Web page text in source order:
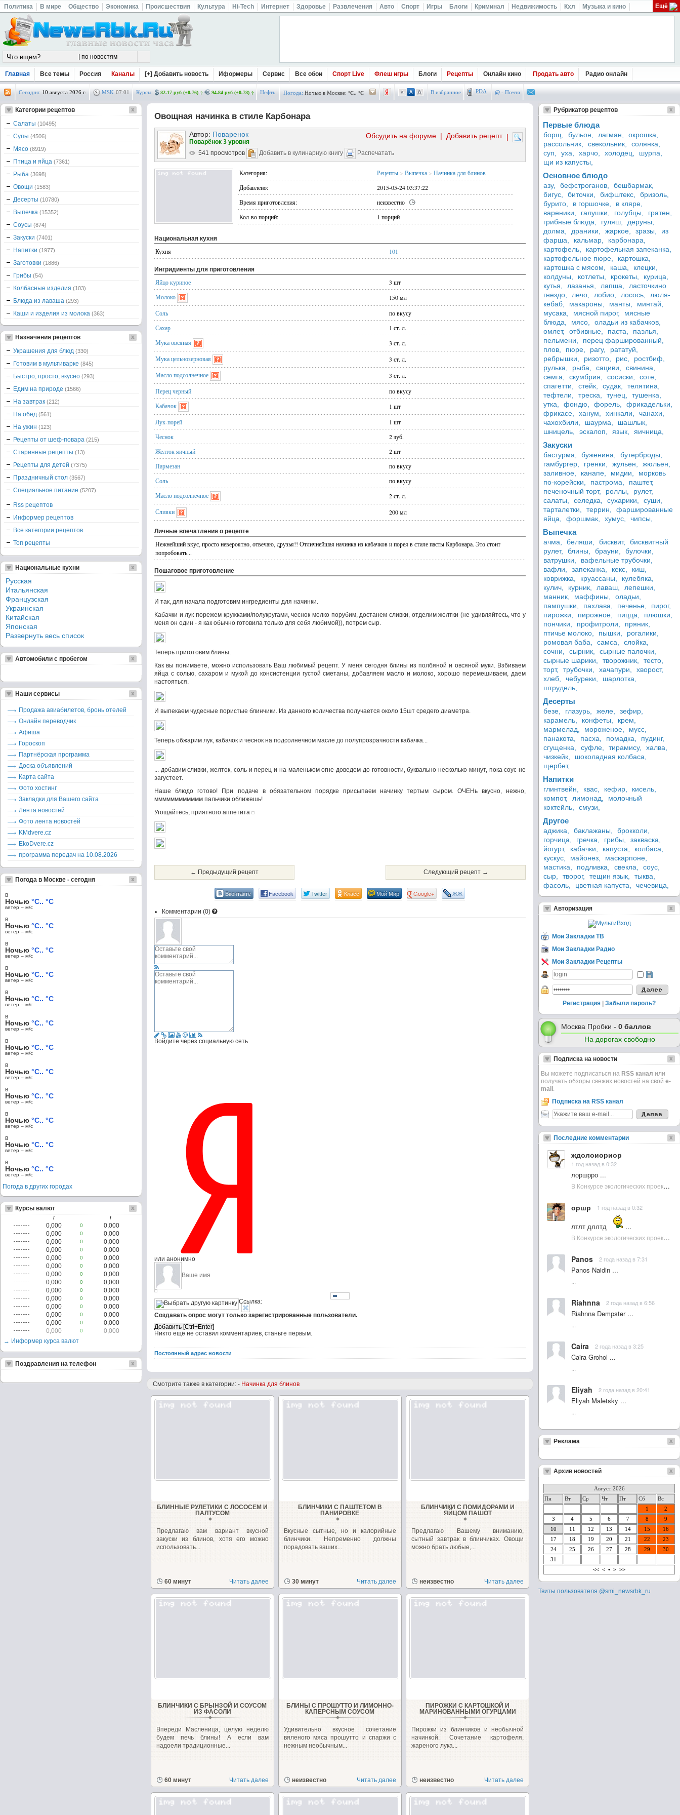
Политика В мире Общество Экономика Происшествия Культура Hi-Tech Интернет Здоровье Развлечения Авто Спорт Игры Блоги Криминал Недвижимость Кхл Музыка и кино Ещё
Главная Все темы Россия Каналы [+] Добавить новость Иформеры Сервис Все обои Спорт Live Флеш игры Блоги Рецепты Онлайн кино Продать авто Радио онлайн
Сегодня: 10 августа 2026 г. MSK 07:01 Курсы: 82.17 руб (+0.76) 94.84 руб (+0.78) Нефть: Погода: Ночью в Москве: °C.. °C В избранное PDA @ - Почта
Овощная начинка в стиле Карбонара
Автор: Поваренок |
Добавить рецепт
|
Обсудить на форуме
Поварёнок 3 уровня
541 просмотров
Добавить в кулинарную книгу Распечатать
Категория: Рецепты > Выпечка > Начинка для блинов
Добавлено:
2015-05-24 03:37:22
Время приготовления:
неизвестно
Кол-во порций:
1 порций
Национальная кухня
Кухня 101
Ингридиенты для приготовления
Яйцо куриное
3 шт
Молоко
150 мл
Соль
по вкусу
Сахар
1 ст. л.
Мука овсяная
3 ст. л.
Мука цельнозерновая
3 ст. л.
Масло подсолнечное
3 ст. л.
Перец черный
по вкусу
Кабачок
1 шт
Лук-порей
1 шт
Чеснок
2 зуб.
Желток яичный
2 шт
Пармезан
по вкусу
Соль
по вкусу
Масло подсолнечное
2 ст. л.
Сливки
200 мл
Личные впечатления о рецепте
Нежнейший вкус, просто невероятно, отвечаю, друзья!! Отличнейшая начинка из кабачков и порея в стиле пасты Карбонара. Это стоит
попробовать...
Пошаговое приготовление
И так, для начала подготовим ингредиенты для начинки.
Кабачки и лук порежем кружками/полукругами, чеснок мелко порубим, достанем сливки, отделим желтки (не удивляйтесь, что у
меня он один - я как обычно готовила только для себя любимой)), потрем сыр.
Теперь приготовим блины.
Как вы понимаете, можно использовать Ваш любимый рецепт. У меня сегодня блины из полбяной и овсяной муки. Взбиваем
яйца с солью, сахаром и мукой до консистенции густой сметаны, добавляем масло и молоко, хорошо перемешиваем, даем
настояться.
И выпекаем чудесные пористые блинчики. Из данного количества получается около 15шт средего диаметра.
Теперь обжарим лук, кабачок и чеснок на подсолнечном масле до полупрозрачности кабачка...
... добавим сливки, желток, соль и перец и на маленьком огне доведем до готовности, буквально несколько минут, пока соус не
загустеет.
Наше блюдо готово! При подаче в обязательном порядке присыпаем начинку тертым сыром. ОЧЕНь вкусно, нежно,
мммммммммммм пальчики оближешь!
Угощайтесь, приятного аппетита
← Предыдущий рецепт Следующий рецепт →
Вконтакте Facebook Twitter Класс Мой Мир Google+ ЖЖ
Комментарии (0)
Войдите через социальную сеть
или анонимно
Ссылка:
Создавать опрос могут только зарегистрированные пользователи.
Никто ещё не оставил комментариев, станьте первым.
Постоянный адрес новости
Смотрите также в категории: - Начинка для блинов
БЛИННЫЕ РУЛЕТИКИ С ЛОСОСЕМ И
ПАЛТУСОМ
Предлагаю вам вариант вкусной
закуски из блинов, хотя его можно
использовать...
60 минут Читать далее
БЛИНЧИКИ С ПАШТЕТОМ В
ПАНИРОВКЕ
Вкусные сытные, но и калорийные
блинчики. Непременно должны
порадовать ваших...
30 минут Читать далее
БЛИНЧИКИ С ПОМИДОРАМИ И
ЯЙЦОМ ПАШОТ
Предлагаю Вашему вниманию,
сытный завтрак в блинчиках. Овощи
можно брать любые,...
неизвестно Читать далее
БЛИНЧИКИ С БРЫНЗОЙ И СОУСОМ
ИЗ ФАСОЛИ
Впереди Масленица, целую неделю
будем печь блины! А если вам
надоели традиционные...
60 минут Читать далее
БЛИНЫ С ПРОШУТТО И ЛИМОННO-
КАПЕРСНЫМ СОУСОМ
Удивительно вкусное сочетание
вяленого мяса прошутто и спаржи с
нежным необычным...
неизвестно Читать далее
ПИРОЖКИ С КАРТОШКОЙ И
МАРИНОВАННЫМИ ОГУРЦАМИ
Пирожки из блинчиков и необычной
начинкой. Сочетание картофеля,
жареного лука...
неизвестно Читать далее
Категории рецептов
Салаты (10495)
Супы (4506)
Мясо (8919)
Птица и яйца (7361)
Рыба (3698)
Овощи (1583)
Десерты (10780)
Выпечка (15352)
Соусы (874)
Закуски (7401)
Напитки (1977)
Заготовки (1886)
Грибы (54)
Колбасные изделия (103)
Блюда из лаваша (293)
Каши и изделия из молока (363)
Назначения рецептов
Украшения для блюд (330)
Готовим в мультиварке (845)
Быстро, просто, вкусно (293)
Едим на природе (1566)
На завтрак (212)
На обед (561)
На ужин (123)
Рецепты от шеф-повара (215)
Старинные рецепты (13)
Рецепты для детей (7375)
Праздничный стол (3567)
Специальное питание (5207)
Rss рецептов
Информер рецептов
Все категории рецептов
Топ рецепты
Национальные кухни
Русская
Итальянская
Французская
Украинская
Китайская
Японская
Развернуть весь список
Автомобили с пробегом
Наши сервисы
Продажа авиабилетов, бронь отелей
Онлайн переводчик
Афиша
Гороскоп
Партнёрская программа
Доска объявлений
Карта сайта
Фото хостинг
Закладки для Вашего сайта
Лента новостей
Фото лента новостей
KMdvere.cz
EkoDvere.cz
программа передач на 10.08.2026
Погода в Москве - сегодня
в
Ночью °C.. °C
ветер – м/c
в
Ночью °C.. °C
ветер – м/c
в
Ночью °C.. °C
ветер – м/c
в
Ночью °C.. °C
ветер – м/c
в
Ночью °C.. °C
ветер – м/c
в
Ночью °C.. °C
ветер – м/c
в
Ночью °C.. °C
ветер – м/c
в
Ночью °C.. °C
ветер – м/c
в
Ночью °C.. °C
ветер – м/c
в
Ночью °C.. °C
ветер – м/c
в
Ночью °C.. °C
ветер – м/c
в
Ночью °C.. °C
ветер – м/c
Погода в других городах
Курсы валют
/ /
0,000 0
0,000
0,000
0
0,000
0,000
0
0,000
0,000
0
0,000
0,000
0
0,000
0,000
0
0,000
0,000
0
0,000
0,000
0
0,000
0,000
0
0,000
0,000
0
0,000
0,000
0
0,000
0,000
0
0,000
0,000
0
0,000
0,000
0
0,000
→ Информер курса валют
Поздравления на телефон
Рубрикатор рецептов
Первые блюда
борщ, бульон, лагман,
окрошка,
рассольник,
свекольник,
солянка,
суп,
уха, харчо, холодец,
шурпа,
щи из капусты,
Основное блюдо
азу, бефстроганов,
бешбармак,
бигус,
биточки, бифштекс,
бризоль,
бурито,
в горшочке,
в кляре,
вареники,
галушки, голубцы,
гратен,
грибные блюда,
гуляш,
деруны,
долма,
драники, жаркое, зразы,
из
фарша,
кальмар,
карбонара,
картофель,
картофельная запеканка,
картофельное пюре,
картошка,
картошка с мясом,
каша,
клецки,
колдуны,
котлеты, крокеты,
курица,
кутья,
лазанья, лапша,
ласточкино
гнездо,
лечо, лобио, лосось,
люля-
кебаб,
макароны, манты,
минтай,
мусака,
мясной пирог,
мясные
блюда,
мясо,
оладьи из кабачков,
омлет,
отбивные, паста,
паэлья,
пельмени,
перец фаршированный,
плов,
пюре, рагу,
рататуй,
ребрышки,
ризотто, рис,
ростбиф,
рулька,
рыба, сациви,
свинина,
семга,
скумбрия, сосиски,
соте,
спагетти,
стейк, судак,
телятина,
тефтели,
треска, тунец,
тушенка,
утка,
фондю, форель,
фрикадельки,
фрикасе,
ханум, хинкали,
чанахи,
чахохбили,
шаурма,
шашлык,
шницель,
эскалоп, язык, яичница,
Закуски
бастурма, буженина,
бутерброды,
гамбургер,
гренки, жульен,
жюльен,
заливное,
канапе, мидии,
морковь
по-корейски,
пастрома,
паштет,
печеночный торт,
роллы,
рулет,
салаты,
селедка, сухарики,
суши,
тарталетки,
террин,
фаршированные
яйца,
форшмак, хумус, чипсы,
Выпечка
ачма, беляши, бисквит,
бисквитный
рулет,
блины, брауни,
булочки,
ватрушки,
вафельные трубочки,
вафли,
запеканка, кекс,
киш,
коврижка,
круассаны,
кулебяка,
кулич,
курник, лаваш,
лепешки,
манник,
маффины,
оладьи,
пампушки,
пахлава, печенье,
пирог,
пирожки,
пирожное, пицца,
плюшки,
пончики,
профитроли,
пряник,
птичье молоко,
пышки,
рогалики,
ромовая баба,
самса,
слойка,
сочни,
сырник,
сырные палочки,
сырные шарики,
творожник,
тесто,
торт,
трубочки, хачапури,
хворост,
хлеб,
чебуреки,
шарлотка,
штрудель,
Десерты
безе, глазурь, желе,
зефир,
карамель,
конфеты,
крем,
мармелад,
мороженое,
мусс,
панакота,
пасха, помадка,
пудинг,
сгущенка,
суфле, тирамису,
халва,
чизкейк,
шоколадная колбаса,
щербет,
Напитки
глинтвейн, квас, кефир,
кисель,
компот,
лимонад,
молочный
коктейль,
смузи,
Другое
аджика, баклажаны,
брокколи,
горчица,
гречка, грибы,
закваска,
йогурт,
кабачки, капуста,
колбаса,
кускус,
майонез,
маскарпоне,
мастика,
подливка, свекла,
соус,
сыр,
творог, тещин язык,
тыква,
фасоль,
цветная капуста, чечевица,
Авторизация
Мои Закладки ТВ
Мои Закладки Радио
Мои Закладки Рецепты
Регистрация Забыли пароль?
Москва Пробки - 0 баллов
На дорогах свободно
Подписка на новости
Вы можете подписаться на RSS канал или
получать обзоры свежих новостей на свой e-
mail .
Подписка на RSS канал
Последние комментарии
ждолоиориор
1 год назад в 0:32
лоршрро ...
В Конкурсе экологических проектов в Подмосковье активно участвовала молодежь :: NewsRbk.ru...
оршр 1 год назад в 0:32
лтлт дллтд
...
В Конкурсе экологических проектов в Подмосковье активно участвовала молодежь :: NewsRbk.ru...
Panos 2 года назад в 7:31
Panos Naidin ...
Riahnna 2 года назад в 6:56
Riahnna Dempster ...
Caira 2 года назад в 3:25
Caira Grohol ...
Eliyah 2 года назад в 20:41
Eliyah Maletsky ...
Реклама
Архив новостей
Август 2026
Пн
Вт Ср Чт Пт Сб
Вс
1
2
3
4 5 6 7 8
9
10
11 12 13 14 15
16
17
18 19 20 21 22
23
24
25 26 27 28 29
30
31
<< < • > >>
Твиты пользователя @smi_newsrbk_ru